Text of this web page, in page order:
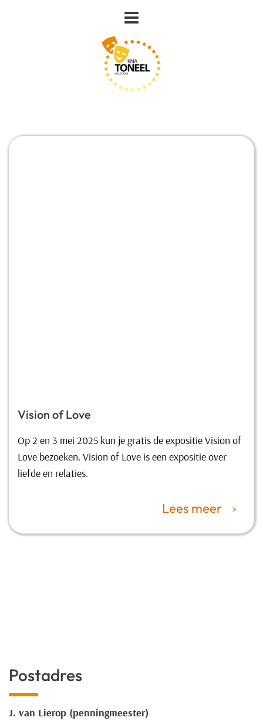
Vision of Love
Op 2 en 3 mei 2025 kun je gratis de expositie Vision of
Love bezoeken. Vision of Love is een expositie over
liefde en relaties.
Lees meer
Postadres
J. van Lierop (penningmeester)